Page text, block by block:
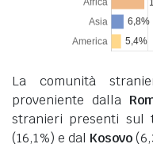
La comunità
proveniente dalla
stranieri presenti sul
(16,1%) e dal Kosovo